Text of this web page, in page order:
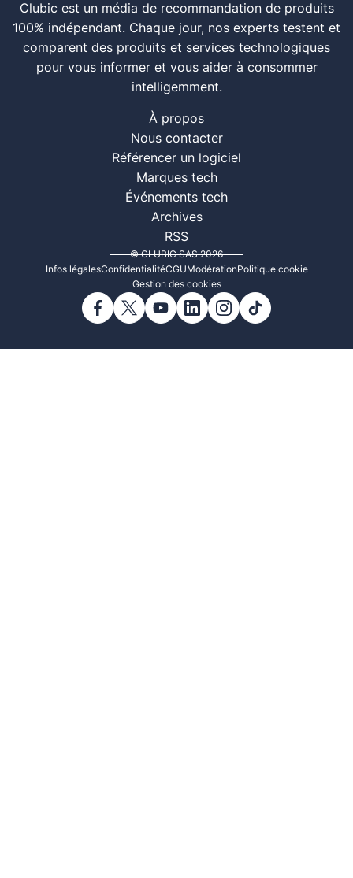
Clubic est un média de recommandation de produits
100% indépendant. Chaque jour, nos experts testent et
comparent des produits et services technologiques
pour vous informer et vous aider à consommer
intelligemment.
À propos
Nous contacter
Référencer un logiciel
Marques tech
Événements tech
Archives
RSS
© CLUBIC SAS 2026
Infos légalesConfidentialitéCGUModérationPolitique cookie
Gestion des cookies